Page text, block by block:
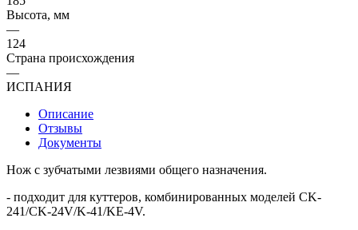
Высота, мм
—
124
Страна происхождения
—
ИСПАНИЯ
Описание
Отзывы
Документы
Нож с зубчатыми лезвиями общего назначения.
- подходит для куттеров, комбинированных моделей CK-
241/CK-24V/K-41/KE-4V.